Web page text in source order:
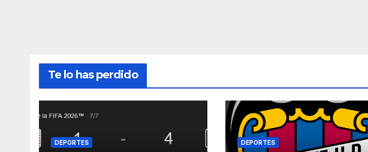
Te lo has perdido
DEPORTES DEPORTES